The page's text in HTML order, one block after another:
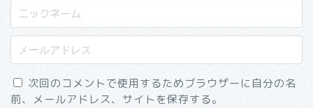
次回のコメントで使用するためブラウザーに自分の名
前、メールアドレス、サイトを保存する。